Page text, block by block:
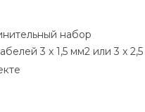
набор
3 x 1,5 мм2 или 3 x